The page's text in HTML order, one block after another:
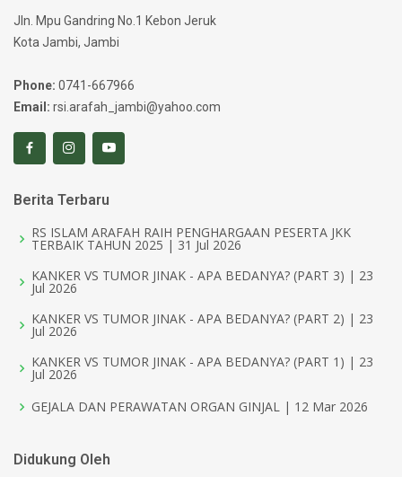
Jln. Mpu Gandring No.1 Kebon Jeruk
Kota Jambi, Jambi
Phone: 0741-667966
Email: rsi.arafah_jambi@yahoo.com
Berita Terbaru
RS ISLAM ARAFAH RAIH PENGHARGAAN PESERTA JKK
TERBAIK TAHUN 2025 | 31 Jul 2026
KANKER VS TUMOR JINAK - APA BEDANYA? (PART 3) | 23
Jul 2026
KANKER VS TUMOR JINAK - APA BEDANYA? (PART 2) | 23
Jul 2026
KANKER VS TUMOR JINAK - APA BEDANYA? (PART 1) | 23
Jul 2026
GEJALA DAN PERAWATAN ORGAN GINJAL | 12 Mar 2026
Didukung Oleh